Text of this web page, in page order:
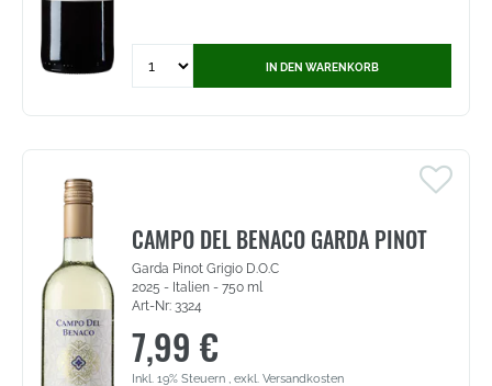
for
del
-
VdT
Castilla
(2098)
IN DEN WARENKORB
CAMPO DEL BENACO GARDA PINOT
Garda Pinot Grigio D.O.C
2025 - Italien - 750 ml
Art-Nr: 3324
7,99 €
Inkl. 19% Steuern , exkl. Versandkosten